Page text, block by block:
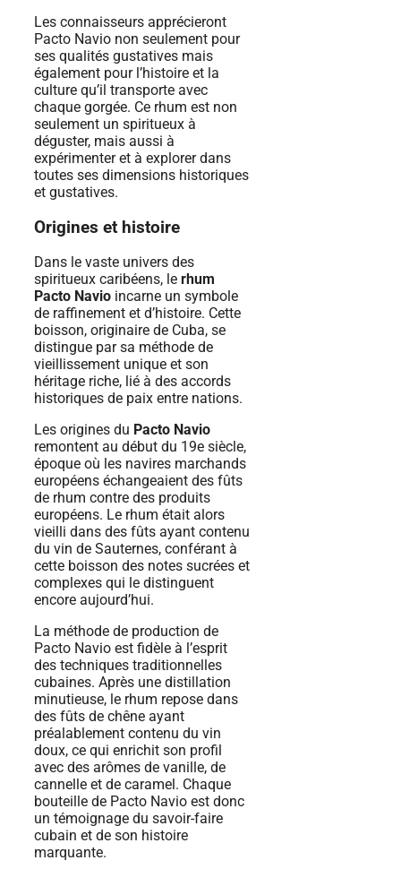
Les connaisseurs apprécieront
Pacto Navio non seulement pour
ses qualités gustatives mais
également pour l’histoire et la
culture qu’il transporte avec
chaque gorgée. Ce rhum est non
seulement un spiritueux à
déguster, mais aussi à
expérimenter et à explorer dans
toutes ses dimensions historiques
et gustatives.
Origines et histoire
Dans le vaste univers des
spiritueux caribéens, le rhum
Pacto Navio incarne un symbole
de raffinement et d’histoire. Cette
boisson, originaire de Cuba, se
distingue par sa méthode de
vieillissement unique et son
héritage riche, lié à des accords
historiques de paix entre nations.
Les origines du Pacto Navio
remontent au début du 19e siècle,
époque où les navires marchands
européens échangeaient des fûts
de rhum contre des produits
européens. Le rhum était alors
vieilli dans des fûts ayant contenu
du vin de Sauternes, conférant à
cette boisson des notes sucrées et
complexes qui le distinguent
encore aujourd’hui.
La méthode de production de
Pacto Navio est fidèle à l’esprit
des techniques traditionnelles
cubaines. Après une distillation
minutieuse, le rhum repose dans
des fûts de chêne ayant
préalablement contenu du vin
doux, ce qui enrichit son profil
avec des arômes de vanille, de
cannelle et de caramel. Chaque
bouteille de Pacto Navio est donc
un témoignage du savoir-faire
cubain et de son histoire
marquante.